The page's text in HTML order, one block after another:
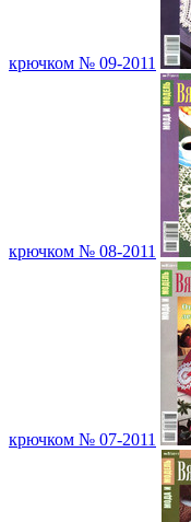
крючком № 09-2011
крючком № 08-2011
крючком № 07-2011